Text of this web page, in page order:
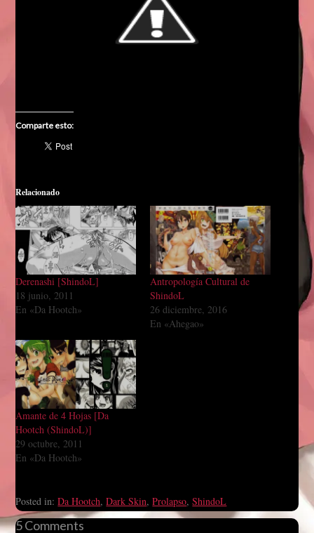
Comparte esto:
Relacionado
Derenashi [ShindoL]
18 junio, 2011
En «Da Hootch»
Antropología Cultural de
ShindoL
26 diciembre, 2016
En «Ahegao»
Amante de 4 Hojas [Da
Hootch (ShindoL)]
29 octubre, 2011
En «Da Hootch»
Posted in:Da Hootch,Dark Skin,Prolapso,ShindoL
5 Comments